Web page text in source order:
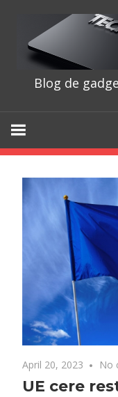
content
Blog de
April 20, 2023 No
UE cere